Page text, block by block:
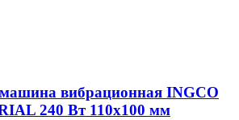
вибрационная INGCO
240 Вт 110х100 мм